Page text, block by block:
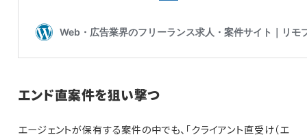
エンド直案件を狙い撃つ
エージェントが保有する案件の中でも、「クライアント直受け（エ